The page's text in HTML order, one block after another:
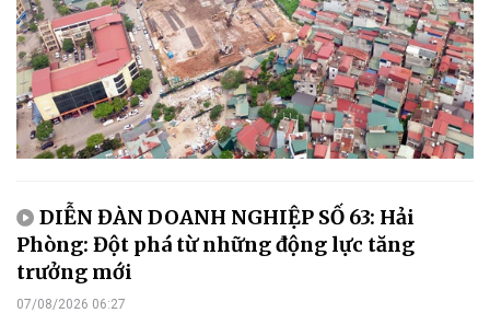
DIỄN ĐÀN DOANH NGHIỆP SỐ 63: Hải
Phòng: Đột phá từ những động lực tăng
trưởng mới
07/08/2026 06:27